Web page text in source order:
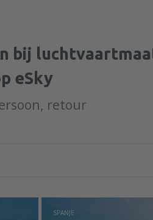
bij
eSky
retour
SPANJE